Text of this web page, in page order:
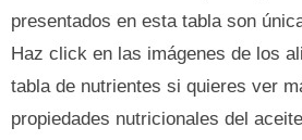
presentados en esta tabla son
Haz click en las imágenes de los
tabla de nutrientes si quieres ver
propiedades nutricionales del